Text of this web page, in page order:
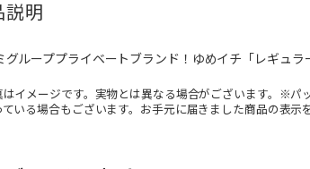
説明
グループプライベートブランド！ゆめイチ「レギュラ
イメージです。実物とは異なる場合がございます。※パ
ている場合もございます。お手元に届きました商品の表示